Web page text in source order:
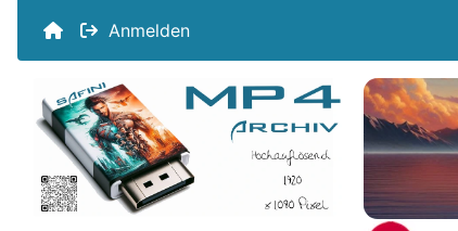
Anmelden